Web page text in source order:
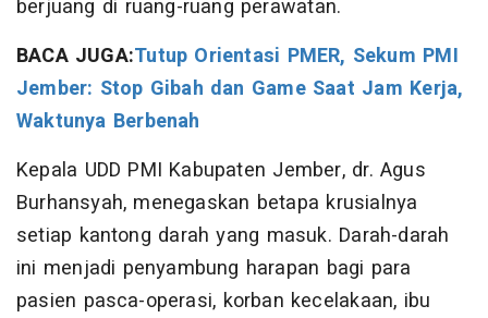
berjuang di ruang-ruang perawatan.
BACA JUGA:Tutup Orientasi PMER, Sekum PMI
Jember: Stop Gibah dan Game Saat Jam Kerja,
Waktunya Berbenah
​Kepala UDD PMI Kabupaten Jember, dr. Agus
Burhansyah, menegaskan betapa krusialnya
setiap kantong darah yang masuk. Darah-darah
ini menjadi penyambung harapan bagi para
pasien pasca-operasi, korban kecelakaan, ibu